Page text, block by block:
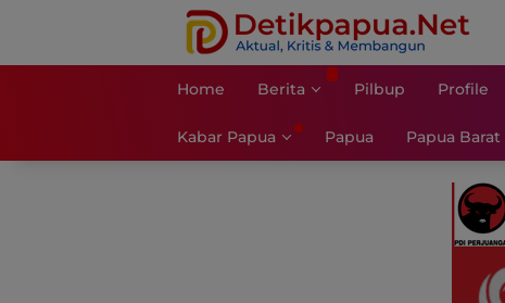
Home Berita Pilbup Profile
Kabar Papua Papua Papua Barat